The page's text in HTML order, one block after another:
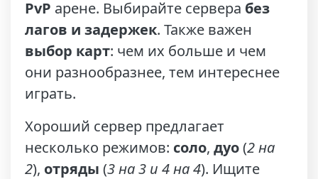
PvP арене. Выбирайте сервера без
лагов и задержек. Также важен
выбор карт: чем их больше и чем
они разнообразнее, тем интереснее
играть.
Хороший сервер предлагает
несколько режимов: соло, дуо(2 на
2), отряды (3 на 3 и 4 на 4). Ищите